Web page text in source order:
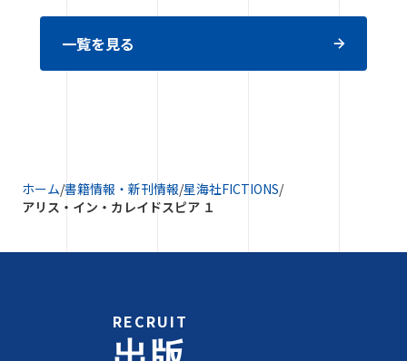
一覧を見る
ホーム/書籍情報・新刊情報/星海社FICTIONS/
アリス・イン・カレイドスピア １
RECRUIT